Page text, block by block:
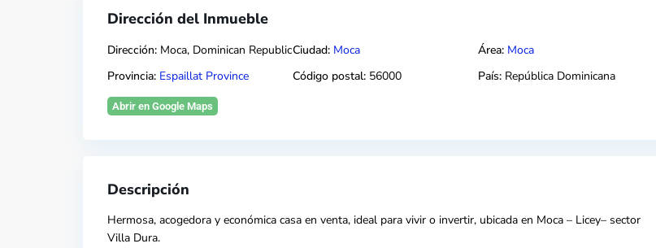
Dirección del Inmueble
Dirección: Moca, Dominican RepublicCiudad: Moca Área: Moca
Provincia: Espaillat Province Código postal: 56000 País: República Dominicana
Abrir en Google Maps
Descripción
Hermosa, acogedora y económica casa en venta, ideal para vivir o invertir, ubicada en Moca – Licey– sector
Villa Dura.